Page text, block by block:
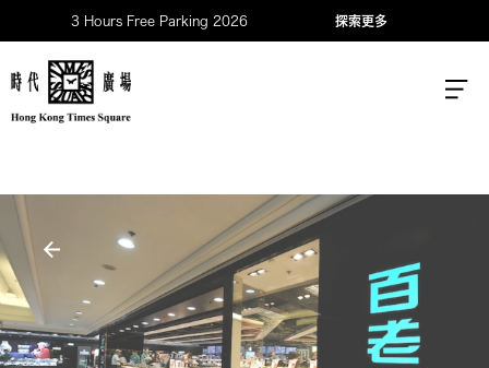
3 Hours Free Parking 2026 探索更多